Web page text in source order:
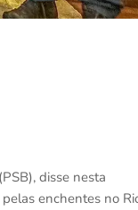
disse nesta
enchentes no